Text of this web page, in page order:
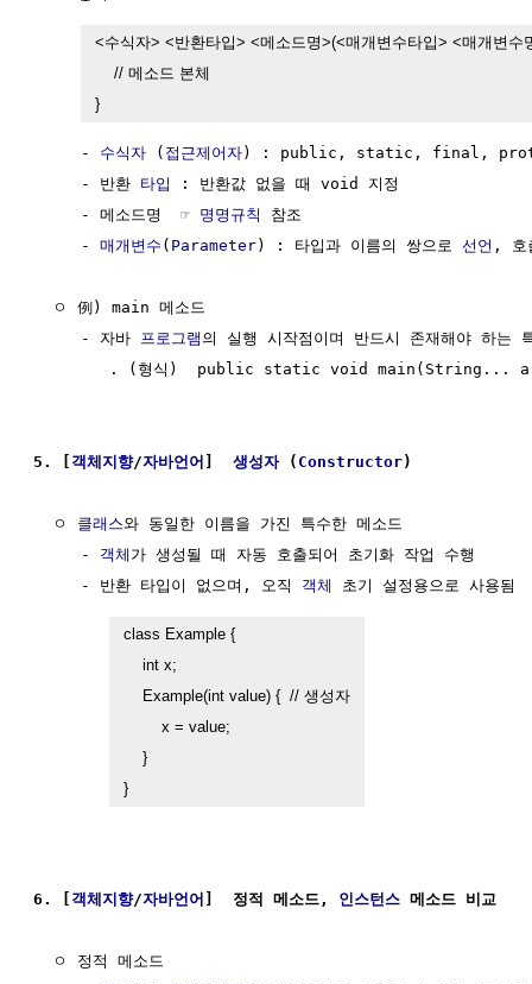
<수식자> <반환타입> <메소드명>(<매개변수타입> <매개변수
    // 메소드 본체
}
     -
수식자 ( 접근제어자) : public, static, final,
     - 반환
타입
: 반환값 없을 때 void 지정
     - 메소드명  ☞
명명규칙
참조
     -
매개변수 ( Parameter) : 타입과 이름의 쌍으로 선언 ,
  ㅇ 例) main 메소드
     - 자바
프로그램 의 실행 시작점이며 반드시 존재해야 하는
. (형식)  public static void main(String...
5. [ 객체지향/자바언어 ] 생성자 ( Constructor)
  ㅇ
클래스와 동일한 이름을 가진 특수한 메소드
     -
객체 가 생성될 때 자동 호출되어 초기화 작업 수행
     - 반환 타입이 없으며, 오직
객체 초기 설정용으로 사용됨
class Example {
    int x;
    Example(int value) {  // 생성자
        x = value;
    }
6. [ 객체지향/자바언어 ]  정적 메소드, 인스턴스 메소드 비교
  ㅇ 정적 메소드